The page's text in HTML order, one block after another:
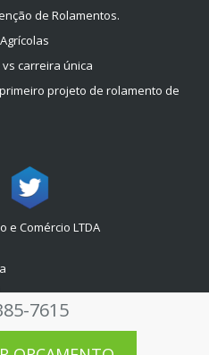
de Rolamentos.
carreira única
projeto de rolamento de
e Comércio LTDA
7615